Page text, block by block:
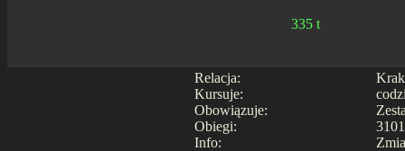
335 t
Relacja:
Kursuje:
Obowiązuje:
Obiegi:
Info: